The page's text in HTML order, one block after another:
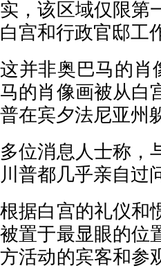
实，该区域仅限第
白宫和行政官邸工
这并非奥巴马的肖
马的肖像画被从白
普在宾夕法尼亚州
多位消息人士称，
川普都几乎亲自过
根据白宫的礼仪和
被置于最显眼的位
方活动的宾客和参